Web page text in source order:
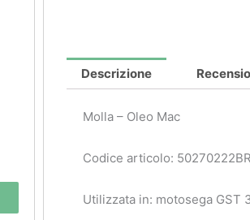
Descrizione
Molla – Oleo Mac
Codice articolo: 50270222BR
Utilizzata in: motosega GST